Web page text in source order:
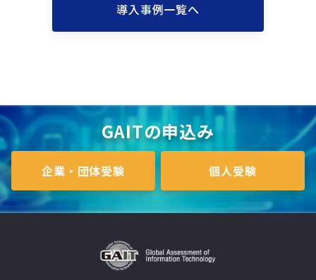
導入事例一覧へ
GAITの申込み
企業・団体受験 個人受験